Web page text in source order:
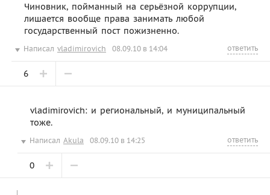
Чиновник, пойманный на серьёзной коррупции,
лишается вообще права занимать любой
государственный пост пожизненно.
Написал vladimirovich 08.09.10 в 14:04 ответить
6
vladimirovich: и региональный, и муниципальный
тоже.
Написал Akula 08.09.10 в 14:25 ответить
0